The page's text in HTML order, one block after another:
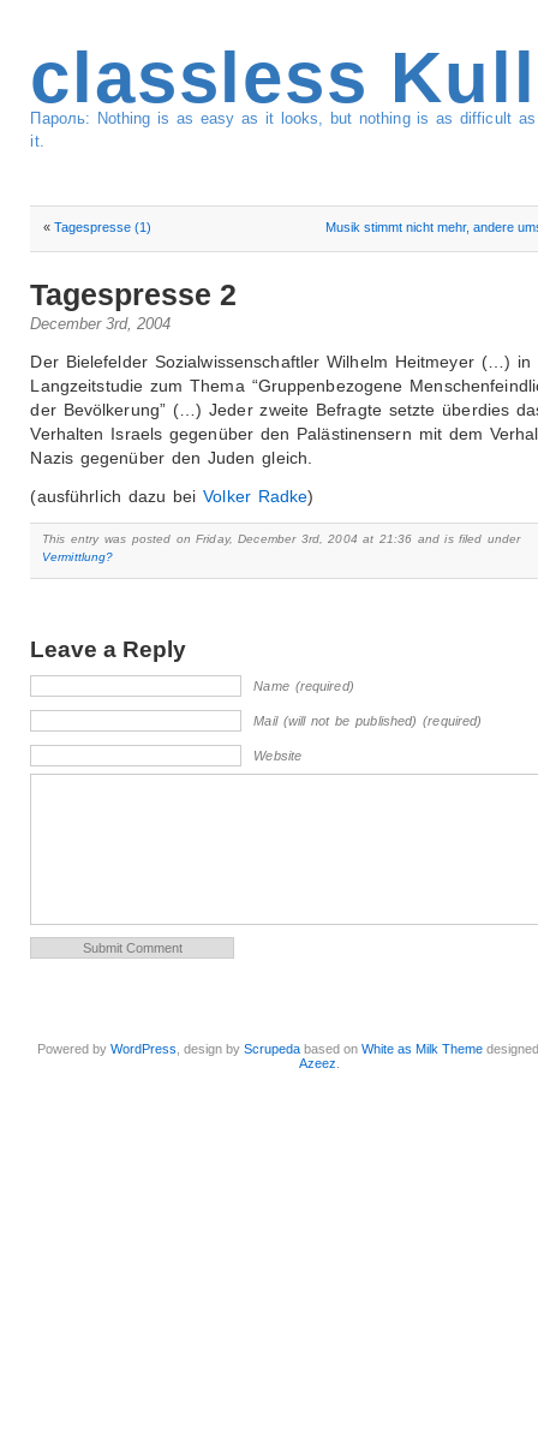
classless
Пароль: Nothing is as easy as it looks, but nothing is as difficult
it.
«Tagespresse (1) Musik stimmt nicht mehr, andere
Tagespresse 2
December 3rd, 2004
Der Bielefelder Sozialwissenschaftler Wilhelm Heitmeyer (…) in
Langzeitstudie zum Thema “Gruppenbezogene
der Bevölkerung” (…) Jeder zweite Befragte setzte überdies
Verhalten Israels gegenüber den Palästinensern mit dem
Nazis gegenüber den Juden gleich.
(ausführlich dazu beiVolker Radke)
This entry was posted on Friday, December 3rd, 2004 at 21:36 and is filed under
Vermittlung?
Leave a Reply
Name (required)
Mail (will not be published) (required)
Website
Powered byWordPress , design byScrupeda based onWhite as Milk Theme
Azeez